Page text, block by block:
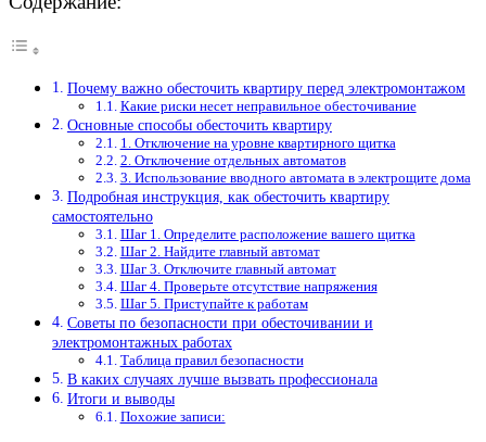
Почему важно обесточить квартиру перед электромонтажом
Какие риски несет неправильное обесточивание
Основные способы обесточить квартиру
1. Отключение на уровне квартирного щитка
2. Отключение отдельных автоматов
3. Использование вводного автомата в электрощите дома
Подробная инструкция, как обесточить квартиру
самостоятельно
Шаг 1. Определите расположение вашего щитка
Шаг 2. Найдите главный автомат
Шаг 3. Отключите главный автомат
Шаг 4. Проверьте отсутствие напряжения
Шаг 5. Приступайте к работам
Советы по безопасности при обесточивании и
электромонтажных работах
Таблица правил безопасности
В каких случаях лучше вызвать профессионала
Итоги и выводы
Похожие записи: